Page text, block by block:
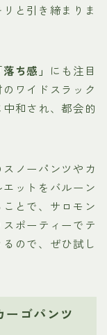
と引き締まりま
ち感」 にも注目
ワイドスラック
和され、都会的
ノーパンツやカ
ットをバルーン
とで、サロモン
ポーティーでテ
ので、ぜひ試し
ーゴパンツ